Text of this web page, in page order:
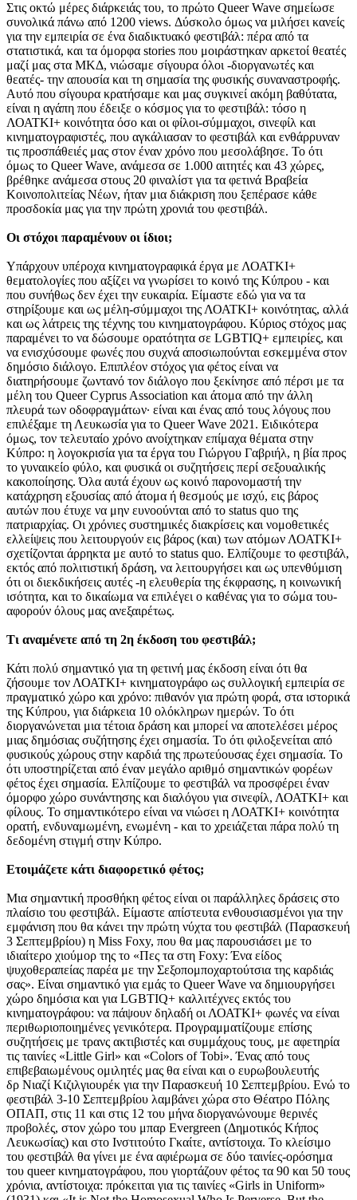
Στις οκτώ μέρες διάρκειάς του, το πρώτο Queer Wave σημείωσε
συνολικά πάνω από 1200 views. Δύσκολο όμως να μιλήσει κανείς
για την εμπειρία σε ένα διαδικτυακό φεστιβάλ: πέρα από τα
στατιστικά, και τα όμορφα stories που μοιράστηκαν αρκετοί θεατές
μαζί μας στα ΜΚΔ, νιώσαμε σίγουρα όλοι -διοργανωτές και
θεατές- την απουσία και τη σημασία της φυσικής συναναστροφής.
Αυτό που σίγουρα κρατήσαμε και μας συγκινεί ακόμη βαθύτατα,
είναι η αγάπη που έδειξε ο κόσμος για το φεστιβάλ: τόσο η
ΛΟΑΤΚΙ+ κοινότητα όσο και οι φίλοι-σύμμαχοι, σινεφίλ και
κινηματογραφιστές, που αγκάλιασαν το φεστιβάλ και ενθάρρυναν
τις προσπάθειές μας στον έναν χρόνο που μεσολάβησε. Το ότι
όμως το Queer Wave, ανάμεσα σε 1.000 αιτητές και 43 χώρες,
βρέθηκε ανάμεσα στους 20 φιναλίστ για τα φετινά Βραβεία
Κοινοπολιτείας Νέων, ήταν μια διάκριση που ξεπέρασε κάθε
προσδοκία μας για την πρώτη χρονιά του φεστιβάλ.
Οι στόχοι παραμένουν οι ίδιοι;
Υπάρχουν υπέροχα κινηματογραφικά έργα με ΛΟΑΤΚΙ+
θεματολογίες που αξίζει να γνωρίσει το κοινό της Κύπρου - και
που συνήθως δεν έχει την ευκαιρία. Είμαστε εδώ για να τα
στηρίξουμε και ως μέλη-σύμμαχοι της ΛΟΑΤΚΙ+ κοινότητας, αλλά
και ως λάτρεις της τέχνης του κινηματογράφου. Κύριος στόχος μας
παραμένει το να δώσουμε ορατότητα σε LGBTIQ+ εμπειρίες, και
να ενισχύσουμε φωνές που συχνά αποσιωπούνται εσκεμμένα στον
δημόσιο διάλογο. Επιπλέον στόχος για φέτος είναι να
διατηρήσουμε ζωντανό τον διάλογο που ξεκίνησε από πέρσι με τα
μέλη του Queer Cyprus Association και άτομα από την άλλη
πλευρά των οδοφραγμάτων· είναι και ένας από τους λόγους που
επιλέξαμε τη Λευκωσία για το Queer Wave 2021. Ειδικότερα
όμως, τον τελευταίο χρόνο ανοίχτηκαν επίμαχα θέματα στην
Κύπρο: η λογοκρισία για τα έργα του Γιώργου Γαβριήλ, η βία προς
το γυναικείο φύλο, και φυσικά οι συζητήσεις περί σεξουαλικής
κακοποίησης. Όλα αυτά έχουν ως κοινό παρονομαστή την
κατάχρηση εξουσίας από άτομα ή θεσμούς με ισχύ, εις βάρος
αυτών που έτυχε να μην ευνοούνται από το status quo της
πατριαρχίας. Οι χρόνιες συστημικές διακρίσεις και νομοθετικές
ελλείψεις που λειτουργούν εις βάρος (και) των ατόμων ΛΟΑΤΚΙ+
σχετίζονται άρρηκτα με αυτό το status quo. Ελπίζουμε το φεστιβάλ,
εκτός από πολιτιστική δράση, να λειτουργήσει και ως υπενθύμιση
ότι οι διεκδικήσεις αυτές -η ελευθερία της έκφρασης, η κοινωνική
ισότητα, και το δικαίωμα να επιλέγει ο καθένας για το σώμα του-
αφορούν όλους μας ανεξαιρέτως.
Τι αναμένετε από τη 2η έκδοση του φεστιβάλ;
Κάτι πολύ σημαντικό για τη φετινή μας έκδοση είναι ότι θα
ζήσουμε τον ΛΟΑΤΚΙ+ κινηματογράφο ως συλλογική εμπειρία σε
πραγματικό χώρο και χρόνο: πιθανόν για πρώτη φορά, στα ιστορικά
της Κύπρου, για διάρκεια 10 ολόκληρων ημερών. Το ότι
διοργανώνεται μια τέτοια δράση και μπορεί να αποτελέσει μέρος
μιας δημόσιας συζήτησης έχει σημασία. Το ότι φιλοξενείται από
φυσικούς χώρους στην καρδιά της πρωτεύουσας έχει σημασία. Το
ότι υποστηρίζεται από έναν μεγάλο αριθμό σημαντικών φορέων
φέτος έχει σημασία. Ελπίζουμε το φεστιβάλ να προσφέρει έναν
όμορφο χώρο συνάντησης και διαλόγου για σινεφίλ, ΛΟΑΤΚΙ+ και
φίλους. Το σημαντικότερο είναι να νιώσει η ΛΟΑΤΚΙ+ κοινότητα
ορατή, ενδυναμωμένη, ενωμένη - και το χρειάζεται πάρα πολύ τη
δεδομένη στιγμή στην Κύπρο.
Ετοιμάζετε κάτι διαφορετικό φέτος;
Μια σημαντική προσθήκη φέτος είναι οι παράλληλες δράσεις στο
πλαίσιο του φεστιβάλ. Είμαστε απίστευτα ενθουσιασμένοι για την
εμφάνιση που θα κάνει την πρώτη νύχτα του φεστιβάλ (Παρασκευή
3 Σεπτεμβρίου) η Miss Foxy, που θα μας παρουσιάσει με το
ιδιαίτερο χιούμορ της το «Πες τα στη Foxy: Ένα είδος
ψυχοθεραπείας παρέα με την Σεξοπομποχαρτούτσια της καρδιάς
σας». Είναι σημαντικό για εμάς το Queer Wave να δημιουργήσει
χώρο δημόσια και για LGBTIQ+ καλλιτέχνες εκτός του
κινηματογράφου: να πάψουν δηλαδή οι ΛΟΑΤΚΙ+ φωνές να είναι
περιθωριοποιημένες γενικότερα. Προγραμματίζουμε επίσης
συζητήσεις με τρανς ακτιβιστές και συμμάχους τους, με αφετηρία
τις ταινίες «Little Girl» και «Colors of Tobi». Ένας από τους
επιβεβαιωμένους ομιλητές μας θα είναι και ο ευρωβουλευτής
δρ Νιαζί Κιζιλγιουρέκ για την Παρασκευή 10 Σεπτεμβρίου. Ενώ το
φεστιβάλ 3-10 Σεπτεμβρίου λαμβάνει χώρα στο Θέατρο Πόλης
ΟΠΑΠ, στις 11 και στις 12 του μήνα διοργανώνουμε θερινές
προβολές, στον χώρο του μπαρ Evergreen (Δημοτικός Κήπος
Λευκωσίας) και στο Ινστιτούτο Γκαίτε, αντίστοιχα. Το κλείσιμο
του φεστιβάλ θα γίνει με ένα αφιέρωμα σε δύο ταινίες-ορόσημα
του queer κινηματογράφου, που γιορτάζουν φέτος τα 90 και 50 τους
χρόνια, αντίστοιχα: πρόκειται για τις ταινίες «Girls in Uniform»